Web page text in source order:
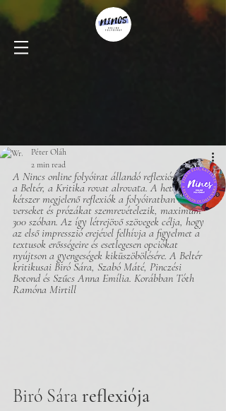
Péter Oláh
2 min read
A Nincs online folyóirat állandó reflexiós bázisa
a Beltér, a Kritika rovat alrovata. A hetente
kétszer megjelenő reflexiók a folyóiratban közölt
verseket és prózákat szemrevételezik, maximum
300 szóban. Az így létrejövő szövegek célja, hogy
az első impresszió erejével felhívja a figyelmet a
textusok erősségeire és esetlegesen opciókat
nyújtson a gyengeségek kiküszöbölésére. A Beltér
kritikusai Biró Sára, Szabó Máté, Pinczési
Botond és Szűcs Anna Emília. Korábban Tóth
Ramóna Mirtill
Biró Sára reflexiója